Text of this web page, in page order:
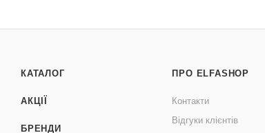
КАТАЛОГ
АКЦІЇ
БРЕНДИ
ПРО ELFASHOP
Контакти
Відгуки клієнтів